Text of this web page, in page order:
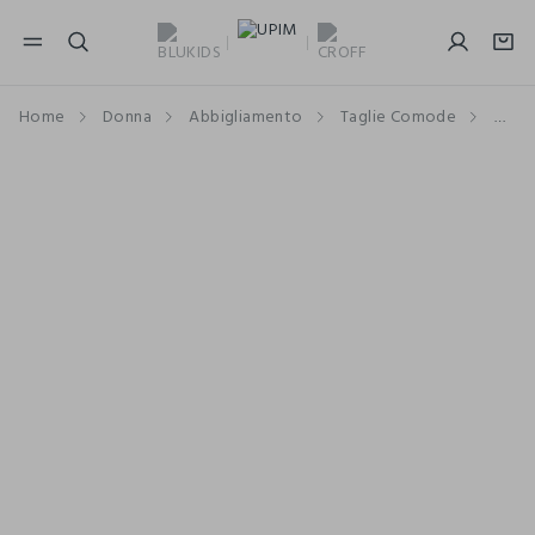
NAVIGATION.ARIA.GOTOMAINCONTENT
Home Donna Abbigliamento Taglie Comode T-